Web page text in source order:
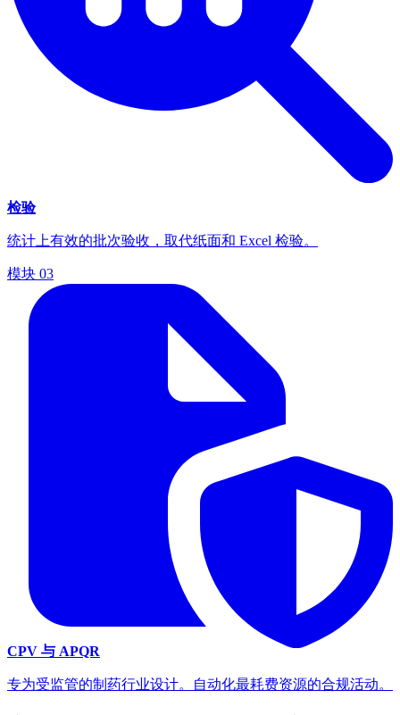
检验
统计上有效的批次验收，取代纸面和 Excel 检验。
模块 03
CPV 与 APQR
专为受监管的制药行业设计。自动化最耗费资源的合规活动。